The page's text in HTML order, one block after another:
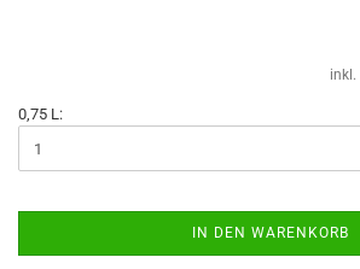
inkl.
0,75 L:
IN DEN WARENKORB